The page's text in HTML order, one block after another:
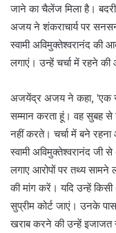
जाने का चैलेंज मिला है।
अजय ने शंकराचार्य पर
स्वामी अविमुक्तेश्वरानंद
लगाएं। उन्हें चर्चा में रहने
अजयेंद्र अजय ने कहा, 'एक
सम्मान करता हूं। वह सुबह
नहीं करते। चर्चा में बने
स्वामी अविमुक्तेश्वरानंद जी
लगाए आरोपों पर तथ्य
की मांग करें। यदि उन्हें किसी
सुप्रीम कोर्ट जाएं। उनके
खराब करने की उन्हें इजाजत